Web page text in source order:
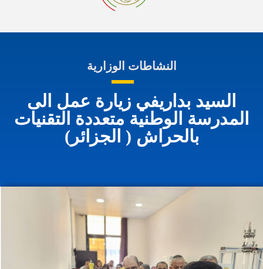
النشاطات الوزارية
السيد بداريفي زيارة عمل الى
المدرسة الوطنية متعددة التقنيات
بالحراش ( الجزائر)